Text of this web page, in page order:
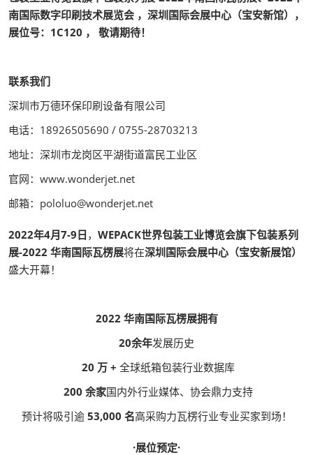
南国际数字印刷技术展览会 ，深圳国际会展中心（宝安新馆），
展位号：1C120 ， 敬请期待！
联系我们
深圳市万德环保印刷设备有限公司
电话：18926505690 / 0755-28703213
地址：深圳市龙岗区平湖街道富民工业区
官网：www.wonderjet.net
邮箱：pololuo@wonderjet.net
2022年4月7-9日 ， WEPACK世界包装工业博览会旗下包装系列
展-2022 华南国际瓦楞展将在深圳国际会展中心（宝安新展馆）
盛大开幕！
2022 华南国际瓦楞展拥有
20余年发展历史
20 万 + 全球纸箱包装行业数据库
200 余家国内外行业媒体、协会鼎力支持
预计将吸引逾 53,000 名高采购力瓦楞行业专业买家到场！
·展位预定·